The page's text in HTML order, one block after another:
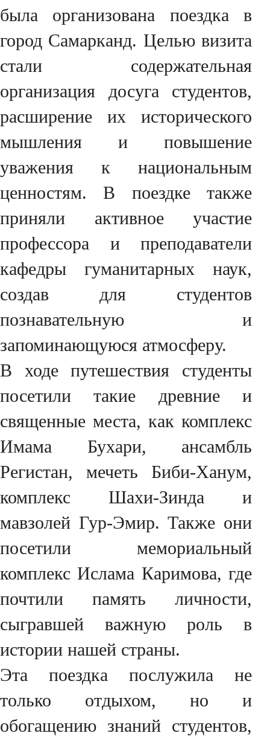
была организована поездка в
город Самарканд. Целью визита
стали содержательная
организация досуга студентов,
расширение их исторического
мышления и повышение
уважения к национальным
ценностям. В поездке также
приняли активное участие
профессора и преподаватели
кафедры гуманитарных наук,
создав для студентов
познавательную и
запоминающуюся атмосферу.
В ходе путешествия студенты
посетили такие древние и
священные места, как комплекс
Имама Бухари, ансамбль
Регистан, мечеть Биби-Ханум,
комплекс Шахи-Зинда и
мавзолей Гур-Эмир. Также они
посетили мемориальный
комплекс Ислама Каримова, где
почтили память личности,
сыгравшей важную роль в
истории нашей страны.
Эта поездка послужила не
только отдыхом, но и
обогащению знаний студентов,